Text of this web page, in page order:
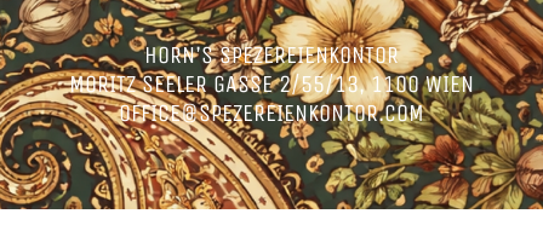
HORN’S SPEZEREIENKONTOR
MORITZ SEELER GASSE 2/55/13, 1100 WIEN
OFFICE@SPEZEREIENKONTOR.COM